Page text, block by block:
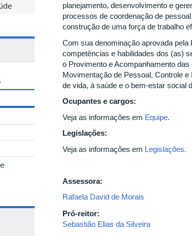
planejamento, desenvolvimento e
processos de coordenação de
construção de uma força de trabalho
Com sua denominação aprovada pela
competências e habilidades dos (as)
o Provimento e Acompanhamento
Movimentação de Pessoal, Controle
de vida, à saúde e o bem-estar social
Ocupantes e cargos:
Veja as informações em Equipe.
Legislações:
Veja as informações em Legislações.
Assessora:
Rafaela David de Morais
Pró-reitor:
Sebastião Elias da Silveira